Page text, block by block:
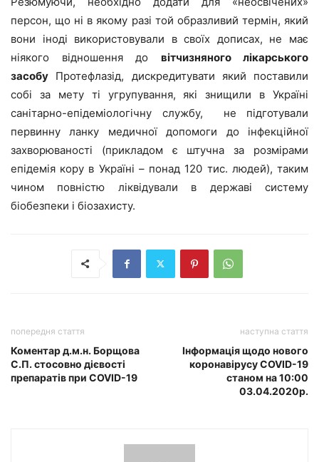
персон, що ні в якому разі той образливий термін, який
вони іноді використовували в своїх дописах, не має
ніякого відношення до вітчизняного лікарського
засобу Протефлазід, дискредитувати який поставили
собі за мету ті угрупування, які знищили в Україні
санітарно-епідеміологічну службу, не підготували
первинну ланку медичної допомоги до інфекційної
захворюваності (прикладом є штучна за розмірами
епідемія кору в Україні – понад 120 тис. людей), таким
чином повністю ліквідували в державі систему
біобезпеки і біозахисту.
попередня стаття
Коментар д.м.н. Борщова
С.П. стосовно дієвості
препаратів при COVID-19
наступна стаття
Інформація щодо нового
коронавірусу COVID-19
станом на 10:00
03.04.2020р.